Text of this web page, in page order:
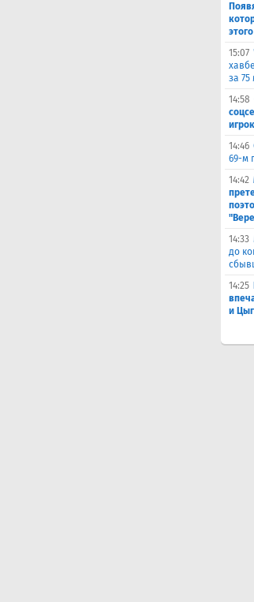
15:07
за
14:58
14:46
69-м
14:42
14:33
до
14:25
и